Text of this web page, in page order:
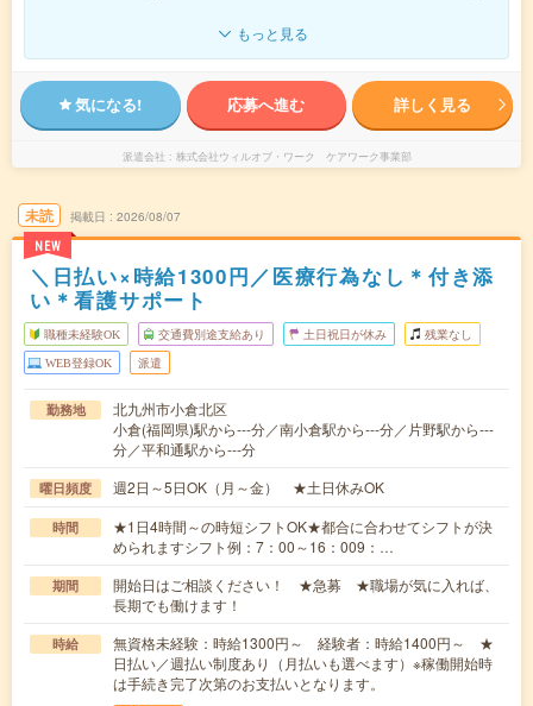
もっと見る
気になる! 応募へ進む 詳しく見る
派遣会社 株式会社ウィルオブ・ワーク ケアワーク事業部
未読
NEW
掲載日 2026/08/07
＼日払い×時給1300円／医療行為なし＊付き添
い＊看護サポート
職種未経験OK 交通費別途支給あり 土日祝日が休み 残業なし
WEB登録OK 派遣
勤務地
北九州市小倉北区
小倉(福岡県)駅から---分／南小倉駅から---分／片野駅から---
分／平和通駅から---分
曜日頻度 週2日～5日OK（月～金） ★土日休みOK
時間
★1日4時間～の時短シフトOK★都合に合わせてシフトが決
められますシフト例：7：00～16：009：…
期間
開始日はご相談ください！ ★急募 ★職場が気に入れば、
長期でも働けます！
時給
無資格未経験：時給1300円～ 経験者：時給1400円～ ★
日払い／週払い制度あり（月払いも選べます）※稼働開始時
は手続き完了次第のお支払いとなります。